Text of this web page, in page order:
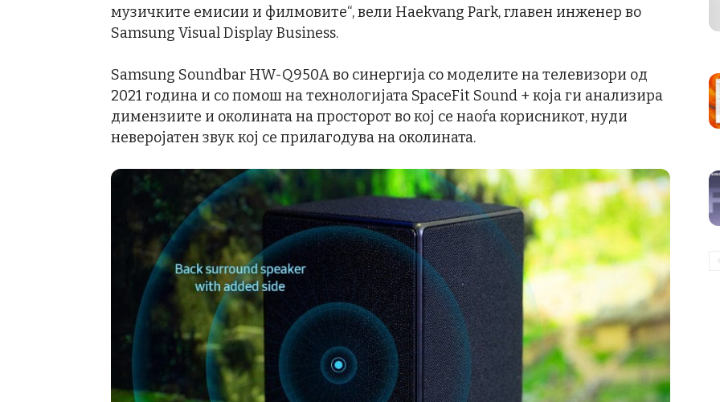
музичките емисии и филмовите“, вели Haekvang Park, главен инженер во
Samsung Visual Display Business.
Samsung Soundbar HW-Q950A во синергија со моделите на телевизори од
2021 година и со помош на технологијата SpaceFit Sound + која ги анализира
димензиите и околината на просторот во кој се наоѓа корисникот, нуди
неверојатен звук кој се прилагодува на околината.